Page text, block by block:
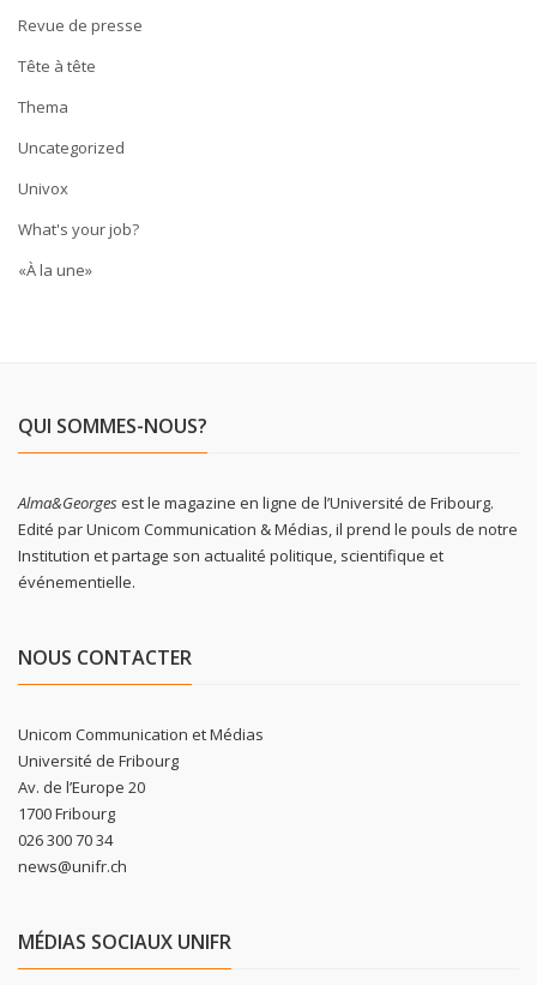
Revue de presse
Tête à tête
Thema
Uncategorized
Univox
What's your job?
«À la une»
QUI SOMMES-NOUS?
Alma&Georgesest le magazine en ligne de l’Université de Fribourg.
Edité par Unicom Communication & Médias, il prend le pouls de notre
Institution et partage son actualité politique, scientifique et
événementielle.
NOUS CONTACTER
Unicom Communication et Médias
Université de Fribourg
Av. de l’Europe 20
1700 Fribourg
026 300 70 34
news@unifr.ch
MÉDIAS SOCIAUX UNIFR